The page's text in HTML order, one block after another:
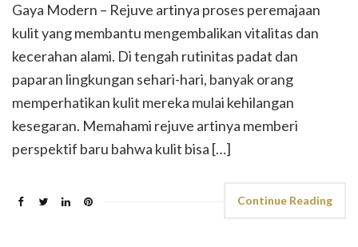
Gaya Modern – Rejuve artinya proses peremajaan
kulit yang membantu mengembalikan vitalitas dan
kecerahan alami. Di tengah rutinitas padat dan
paparan lingkungan sehari-hari, banyak orang
memperhatikan kulit mereka mulai kehilangan
kesegaran. Memahami rejuve artinya memberi
perspektif baru bahwa kulit bisa […]
Continue Reading